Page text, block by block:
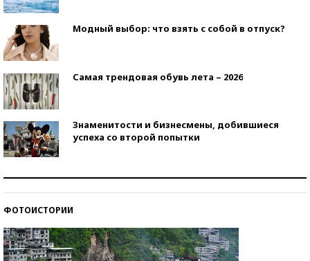
Модный выбор: что взять с собой в отпуск?
Самая трендовая обувь лета – 2026
Знаменитости и бизнесмены, добившиеся
успеха со второй попытки
ФОТОИСТОРИИ